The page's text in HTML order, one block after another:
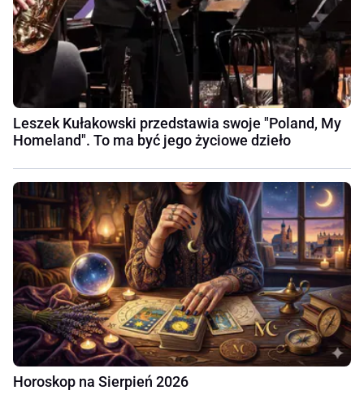
Leszek Kułakowski przedstawia swoje "Poland, My
Homeland". To ma być jego życiowe dzieło
Horoskop na Sierpień 2026